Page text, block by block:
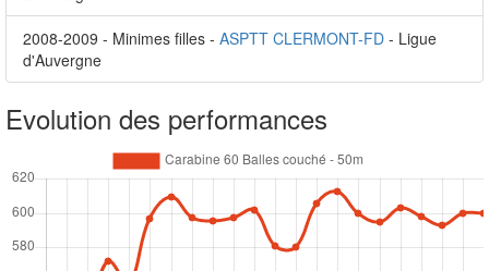
2008-2009 - Minimes filles - ASPTT CLERMONT-FD - Ligue
d'Auvergne
Evolution des performances